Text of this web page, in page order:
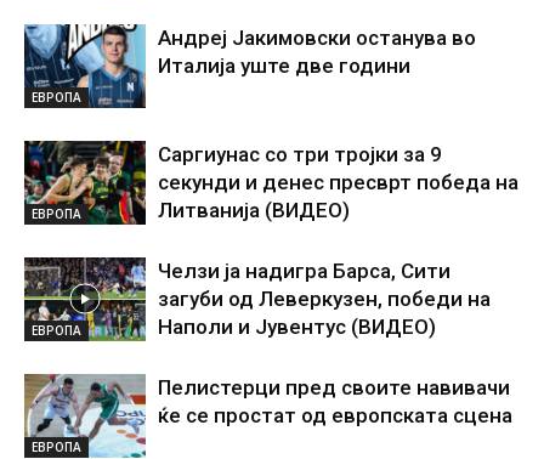
ЕВРОПА
Андреј Јакимовски останува во
Италија уште две години
ЕВРОПА
Саргиунас со три тројки за 9
секунди и денес пресврт победа на
Литванија (ВИДЕО)
ЕВРОПА
Челзи ја надигра Барса, Сити
загуби од Леверкузен, победи на
Наполи и Јувентус (ВИДЕО)
ЕВРОПА
Пелистерци пред своите навивачи
ќе се простат од европската сцена